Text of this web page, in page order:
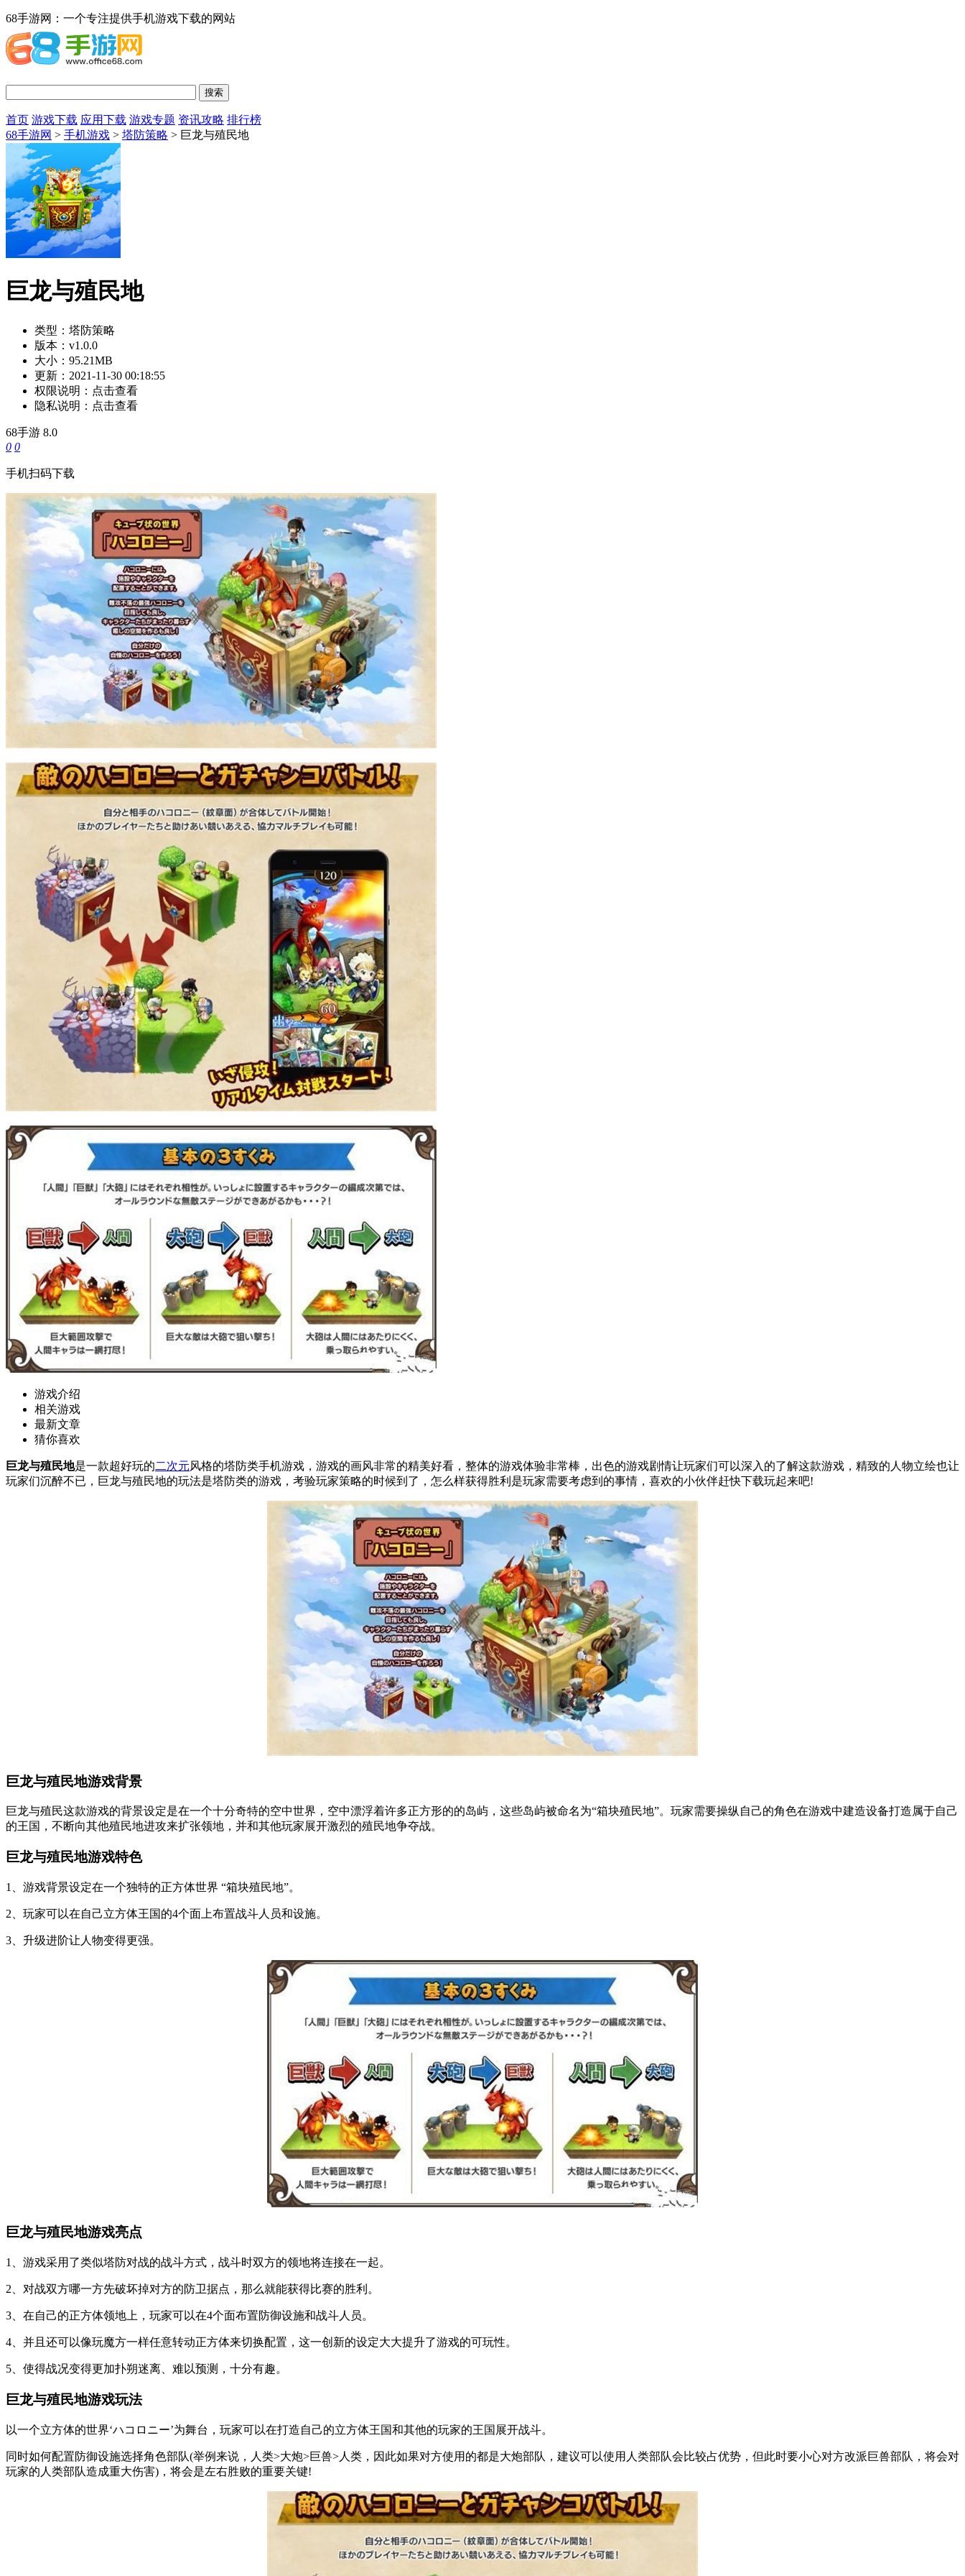
68手游网：一个专注提供手机游戏下载的网站
首页 游戏下载 应用下载 游戏专题 资讯攻略 排行榜
68手游网 > 手机游戏 > 塔防策略 > 巨龙与殖民地
巨龙与殖民地
类型： 塔防策略
版本： v1.0.0
大小： 95.21MB
更新： 2021-11-30 00:18:55
权限说明： 点击查看
隐私说明： 点击查看
68手游 8.0
0 0
手机扫码下载
游戏介绍
相关游戏
最新文章
猜你喜欢
巨龙与殖民地是一款超好玩的二次元风格的塔防类手机游戏，游戏的画风非常的精美好看，整体的游戏体验非常棒，出色的游戏剧情让玩家们可以深入的了解这款游戏，精致的人物立绘也让
玩家们沉醉不已，巨龙与殖民地的玩法是塔防类的游戏，考验玩家策略的时候到了，怎么样获得胜利是玩家需要考虑到的事情，喜欢的小伙伴赶快下载玩起来吧!
巨龙与殖民地游戏背景
巨龙与殖民这款游戏的背景设定是在一个十分奇特的空中世界，空中漂浮着许多正方形的的岛屿，这些岛屿被命名为“箱块殖民地”。玩家需要操纵自己的角色在游戏中建造设备打造属于自己
的王国，不断向其他殖民地进攻来扩张领地，并和其他玩家展开激烈的殖民地争夺战。
巨龙与殖民地游戏特色
1、游戏背景设定在一个独特的正方体世界 “箱块殖民地”。
2、玩家可以在自己立方体王国的4个面上布置战斗人员和设施。
3、升级进阶让人物变得更强。
巨龙与殖民地游戏亮点
1、游戏采用了类似塔防对战的战斗方式，战斗时双方的领地将连接在一起。
2、对战双方哪一方先破坏掉对方的防卫据点，那么就能获得比赛的胜利。
3、在自己的正方体领地上，玩家可以在4个面布置防御设施和战斗人员。
4、并且还可以像玩魔方一样任意转动正方体来切换配置，这一创新的设定大大提升了游戏的可玩性。
5、使得战况变得更加扑朔迷离、难以预测，十分有趣。
巨龙与殖民地游戏玩法
以一个立方体的世界‘ハコロニー’为舞台，玩家可以在打造自己的立方体王国和其他的玩家的王国展开战斗。
同时如何配置防御设施选择角色部队(举例来说，人类>大炮>巨兽>人类，因此如果对方使用的都是大炮部队，建议可以使用人类部队会比较占优势，但此时要小心对方改派巨兽部队，将会对
玩家的人类部队造成重大伤害)，将会是左右胜败的重要关键!